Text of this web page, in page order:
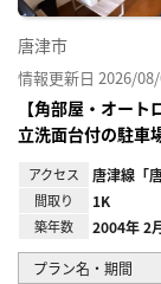
唐津市
情報更新日 2026/
【角部屋・オー
立洗面台付の駐車
アクセス 唐津線「
間取り 1K
築年数 2004年 2
プラン名・期間